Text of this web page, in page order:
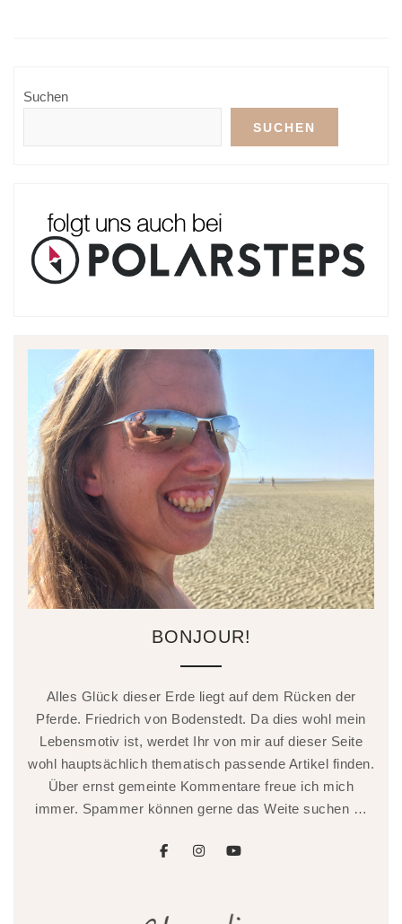
Suchen
SUCHEN
BONJOUR!
Alles Glück dieser Erde liegt auf dem Rücken der
Pferde. Friedrich von Bodenstedt. Da dies wohl mein
Lebensmotiv ist, werdet Ihr von mir auf dieser Seite
wohl hauptsächlich thematisch passende Artikel finden.
Über ernst gemeinte Kommentare freue ich mich
immer. Spammer können gerne das Weite suchen …